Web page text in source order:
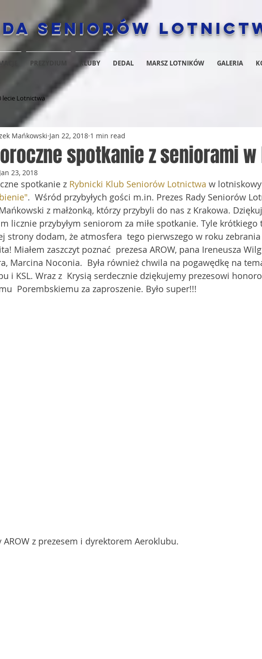
Seniorów
PREZYDIUM KLUBY DEDAL MARSZ LOTNIKÓW GALERIA
lecie Lotnictwa
spotkanie z seniorami w
Mańkowski Jan 22, 2018 1 min read
Jan 23, 2018
spotkanie z Rybnicki Klub Seniorów Lotnictwa w
.  Wśród przybyłych gości m.in. Prezes Rady Seniorów
z małżonką, którzy przybyli do nas z Krakowa.
licznie przybyłym seniorom za miłe spotkanie. Tyle krótkiego
strony dodam, że atmosfera  tego pierwszego w roku
Miałem zaszczyt poznać  prezesa AROW, pana Ireneusza
Marcina Noconia.  Była również chwila na pogawędkę na
i KSL. Wraz z  Krysią serdecznie dziękujemy prezesowi
Porembskiemu za zaproszenie. Było super!!!
AROW z prezesem i dyrektorem Aeroklubu.